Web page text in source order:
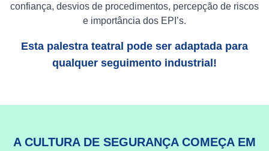
confiança, desvios de procedimentos, percepção de riscos
e importância dos EPI’s.
Esta palestra teatral pode ser adaptada para
qualquer seguimento industrial!
A CULTURA DE SEGURANÇA COMEÇA EM